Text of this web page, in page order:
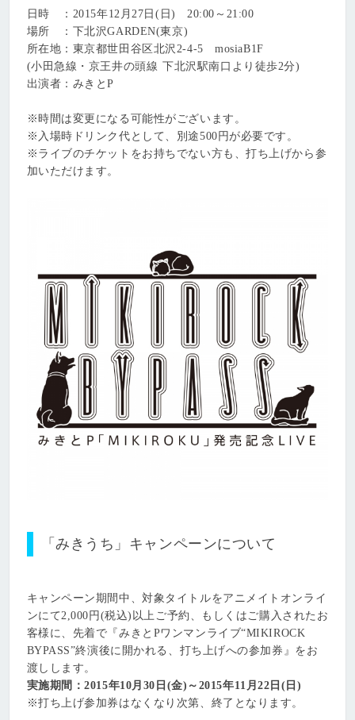
日時 ：2015年12月27日(日) 20:00～21:00
場所 ：下北沢GARDEN(東京)
所在地：東京都世田谷区北沢2-4-5 mosiaB1F
(小田急線・京王井の頭線 下北沢駅南口より徒歩2分)
出演者：みきとP
※時間は変更になる可能性がございます。
※入場時ドリンク代として、別途500円が必要です。
※ライブのチケットをお持ちでない方も、打ち上げから参
加いただけます。
「みきうち」キャンペーンについて
キャンペーン期間中、対象タイトルをアニメイトオンライ
ンにて2,000円(税込)以上ご予約、もしくはご購入されたお
客様に、先着で『みきとPワンマンライブ“MIKIROCK
BYPASS”終演後に開かれる、打ち上げへの参加券』をお
渡しします。
実施期間：2015年10月30日(金)～2015年11月22日(日)
※打ち上げ参加券はなくなり次第、終了となります。